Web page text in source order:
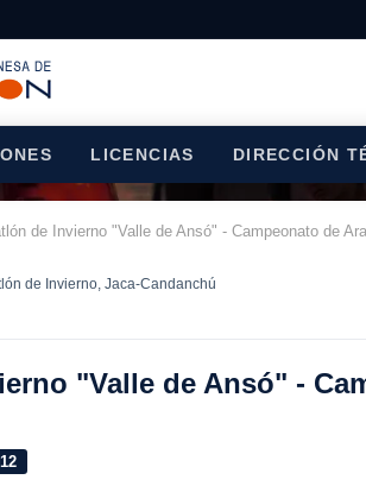
LICENCIAS DIRECCIÓN
de Invierno "Valle de Ansó" - Campeonato de
de Invierno, Jaca-Candanchú
"Valle de Ansó" -